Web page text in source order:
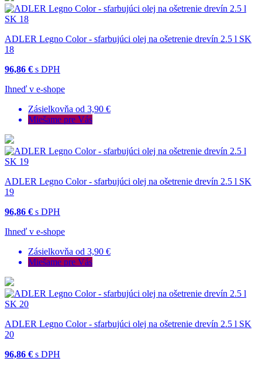
ADLER Legno Color - sfarbujúci olej na ošetrenie drevín 2.5 l SK
18
96,86 € s DPH
Ihneď v e-shope
Zásielkovňa od 3,90 €
Miešame pre Vás
ADLER Legno Color - sfarbujúci olej na ošetrenie drevín 2.5 l SK
19
96,86 € s DPH
Ihneď v e-shope
Zásielkovňa od 3,90 €
Miešame pre Vás
ADLER Legno Color - sfarbujúci olej na ošetrenie drevín 2.5 l SK
20
96,86 € s DPH